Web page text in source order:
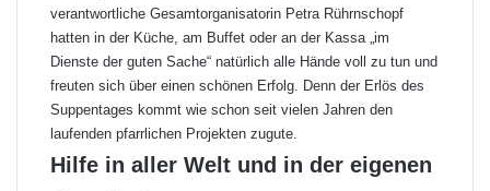
verantwortliche Gesamtorganisatorin Petra Rührnschopf
hatten in der Küche, am Buffet oder an der Kassa „im
Dienste der guten Sache“ natürlich alle Hände voll zu tun und
freuten sich über einen schönen Erfolg. Denn der Erlös des
Suppentages kommt wie schon seit vielen Jahren den
laufenden pfarrlichen Projekten zugute.
Hilfe in aller Welt und in der eigenen